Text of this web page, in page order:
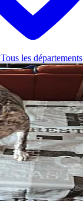
Tous les départements